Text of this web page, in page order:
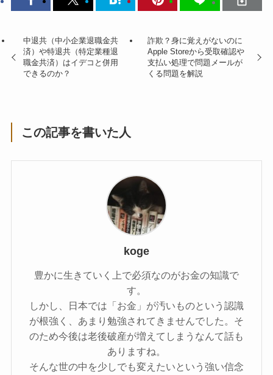
中退共（中小企業退職金共
済）や特退共（特定業種退
職金共済）はイデコと併用
できるのか？
詐欺？身に覚えがないのに
Apple Storeから受取確認や
支払い処理で問題メールが
くる問題を解説
この記事を書いた人
koge
豊かに生きていく上で必須なのがお金の知識で
す。
しかし、日本では「お金」が汚いものという認識
が根強く、あまり勉強されてきませんでした。そ
のため今後は老後破産が増えてしまうなんて話も
ありますね。
そんな世の中を少しでも変えたいという強い信念